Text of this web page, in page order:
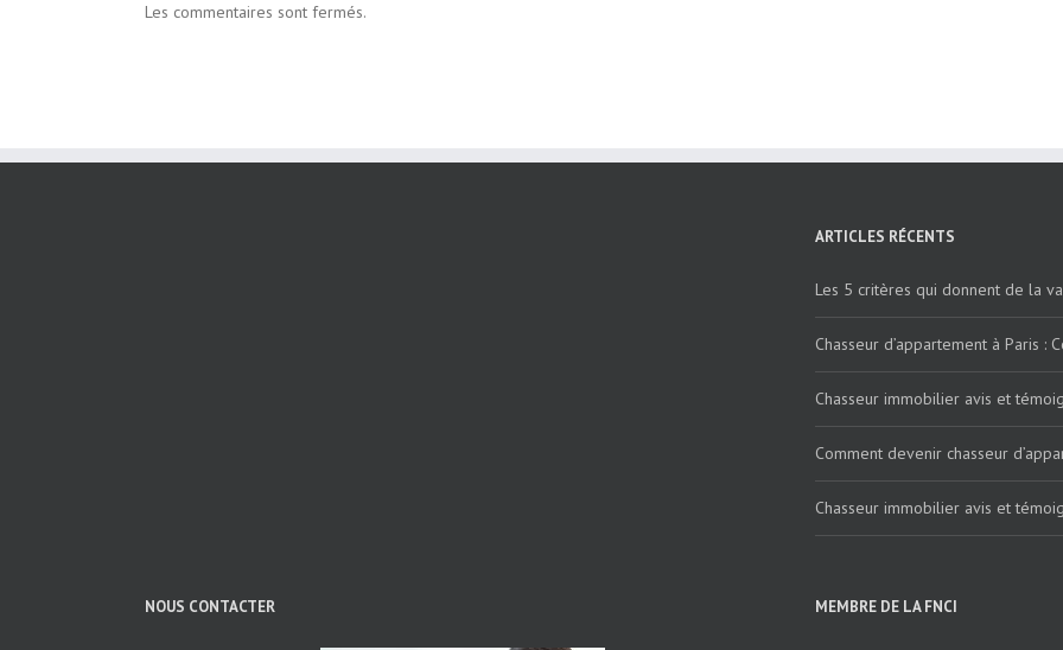
Les commentaires sont fermés.
ARTICLES RÉCENTS
Les 5 critères qui donnent de la
Chasseur d’appartement à Paris :
Chasseur immobilier avis et
Comment devenir chasseur
Chasseur immobilier avis et
NOUS CONTACTER MEMBRE DE LA FNCI